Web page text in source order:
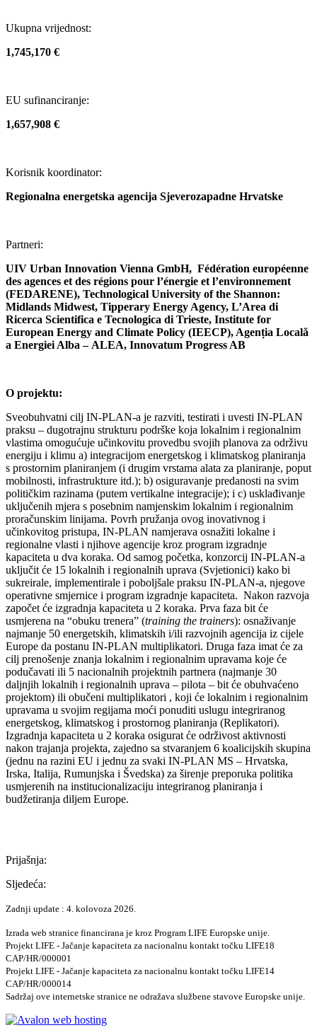
Ukupna vrijednost:
1,745,170 €
EU sufinanciranje:
1,657,908 €
Korisnik koordinator:
Regionalna energetska agencija Sjeverozapadne Hrvatske
Partneri:
UIV Urban Innovation Vienna GmbH, Fédération européenne
des agences et des régions pour l’énergie et l’environnement
(FEDARENE), Technological University of the Shannon:
Midlands Midwest, Tipperary Energy Agency, L’Area di
Ricerca Scientifica e Tecnologica di Trieste, Institute for
European Energy and Climate Policy (IEECP), Agenția Locală
a Energiei Alba – ALEA, Innovatum Progress AB
O projektu:
Sveobuhvatni cilj IN-PLAN-a je razviti, testirati i uvesti IN-PLAN
praksu – dugotrajnu strukturu podrške koja lokalnim i regionalnim
vlastima omogućuje učinkovitu provedbu svojih planova za održivu
energiju i klimu a) integracijom energetskog i klimatskog planiranja
s prostornim planiranjem (i drugim vrstama alata za planiranje, poput
mobilnosti, infrastrukture itd.); b) osiguravanje predanosti na svim
političkim razinama (putem vertikalne integracije); i c) usklađivanje
uključenih mjera s posebnim namjenskim lokalnim i regionalnim
proračunskim linijama. Povrh pružanja ovog inovativnog i
učinkovitog pristupa, IN-PLAN namjerava osnažiti lokalne i
regionalne vlasti i njihove agencije kroz program izgradnje
kapaciteta u dva koraka. Od samog početka, konzorcij IN-PLAN-a
uključit će 15 lokalnih i regionalnih uprava (Svjetionici) kako bi
sukreirale, implementirale i poboljšale praksu IN-PLAN-a, njegove
operativne smjernice i program izgradnje kapaciteta. Nakon razvoja
započet će izgradnja kapaciteta u 2 koraka. Prva faza bit će
usmjerena na “obuku trenera” (training the trainers): osnaživanje
najmanje 50 energetskih, klimatskih i/ili razvojnih agencija iz cijele
Europe da postanu IN-PLAN multiplikatori. Druga faza imat će za
cilj prenošenje znanja lokalnim i regionalnim upravama koje će
podučavati ili 5 nacionalnih projektnih partnera (najmanje 30
daljnjih lokalnih i regionalnih uprava – pilota – bit će obuhvaćeno
projektom) ili obučeni multiplikatori , koji će lokalnim i regionalnim
upravama u svojim regijama moći ponuditi uslugu integriranog
energetskog, klimatskog i prostornog planiranja (Replikatori).
Izgradnja kapaciteta u 2 koraka osigurat će održivost aktivnosti
nakon trajanja projekta, zajedno sa stvaranjem 6 koalicijskih skupina
(jednu na razini EU i jednu za svaki IN-PLAN MS – Hrvatska,
Irska, Italija, Rumunjska i Švedska) za širenje preporuka politika
usmjerenih na institucionalizaciju integriranog planiranja i
budžetiranja diljem Europe.
Prijašnja:
Sljedeća:
Zadnji update : 4. kolovoza 2026.
Izrada web stranice financirana je kroz Program LIFE Europske unije.
Projekt LIFE - Jačanje kapaciteta za nacionalnu kontakt točku LIFE18
CAP/HR/000001
Projekt LIFE - Jačanje kapaciteta za nacionalnu kontakt točku LIFE14
CAP/HR/000014
Sadržaj ove internetske stranice ne odražava službene stavove Europske unije.